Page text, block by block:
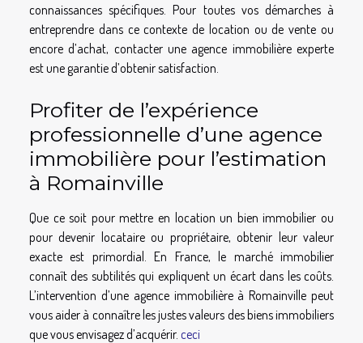
connaissances spécifiques. Pour toutes vos démarches à
entreprendre dans ce contexte de location ou de vente ou
encore d’achat, contacter une agence immobilière experte
est une garantie d’obtenir satisfaction.
Profiter de l’expérience
professionnelle d’une agence
immobilière pour l’estimation
à Romainville
Que ce soit pour mettre en location un bien immobilier ou
pour devenir locataire ou propriétaire, obtenir leur valeur
exacte est primordial. En France, le marché immobilier
connaît des subtilités qui expliquent un écart dans les coûts.
L’intervention d’une agence immobilière à Romainville peut
vous aider à connaître les justes valeurs des biens immobiliers
que vous envisagez d’acquérir. ceci